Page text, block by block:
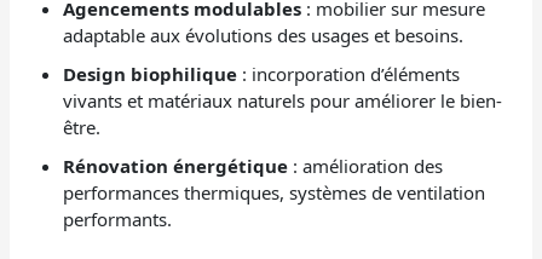
Agencements modulables : mobilier sur mesure
adaptable aux évolutions des usages et besoins.
Design biophilique : incorporation d’éléments
vivants et matériaux naturels pour améliorer le bien-
être.
Rénovation énergétique : amélioration des
performances thermiques, systèmes de ventilation
performants.